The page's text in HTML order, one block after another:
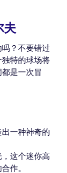
夫
？不要错过
独特的球场将
是一次冒
出一种神奇的
，这个迷你高
作。